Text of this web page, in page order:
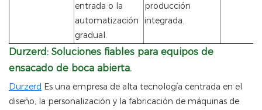
entrada o la
automatización
gradual.
producción
integrada.
Durzerd: Soluciones fiables para equipos de
ensacado de boca abierta.
Durzerd Es una empresa de alta tecnología centrada en el
diseño, la personalización y la fabricación de máquinas de